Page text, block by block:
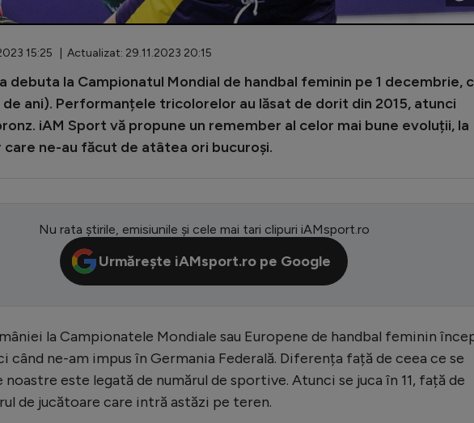
15:25 | Actualizat: 29.11.2023 20:15
debuta la Campionatul Mondial de handbal feminin pe 1 decembrie,
ani). Performanțele tricolorelor au lăsat de dorit din 2015, atunci
iAM Sport vă propune un remember al celor mai bune evoluții, la
ne-au făcut de atâtea ori bucuroși.
Nu rata știrile, emisiunile și cele mai tari clipuri iAMsport.ro
Urmărește iAMsport.ro pe Google
la Campionatele Mondiale sau Europene de handbal feminin
când ne-am impus în Germania Federală. Diferența față de ceea ce se
noastre este legată de numărul de sportive. Atunci se juca în 11, față de
de jucătoare care intră astăzi pe teren.